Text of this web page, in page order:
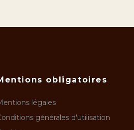
obligatoires
légales
générales d'utilisation